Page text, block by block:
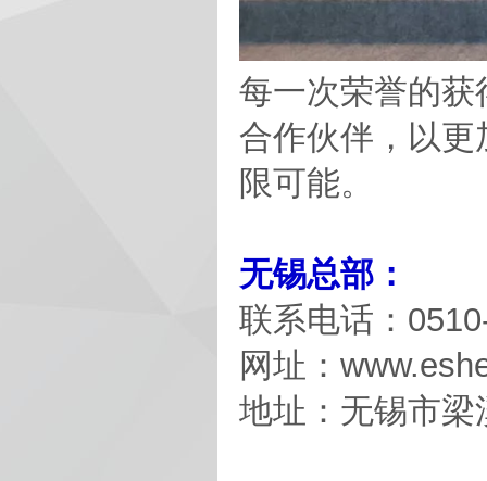
每一次荣誉的
合作伙伴，以
限可能。
无锡总部：
联系电话：
网址：
地址：无锡市梁